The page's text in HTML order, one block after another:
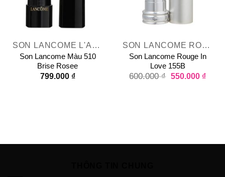
SON LANCOME L'ABSOLU ROUGE SHEER
Son Lancome Màu 510
Brise Rosee
799.000 ₫
SON LANCOME ROUGE IN LOVE
Son Lancome Rouge In
Love 155B
600.000₫ 550.000 ₫